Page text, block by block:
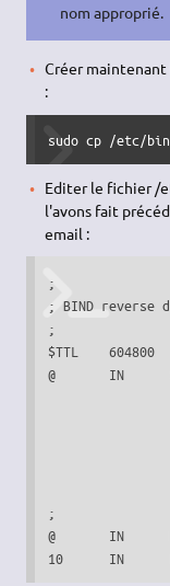
nom approprié.
Créer maintenant
:
sudo cp /etc/
Editer le fichier /
l'avons fait
email :
;
; BIND
;
$TTL    604800
@       IN
;
@       IN
10      IN